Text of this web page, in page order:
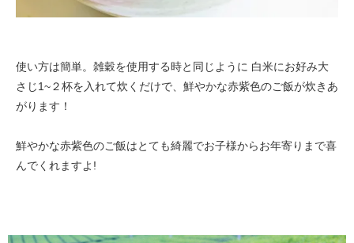
使い方は簡単。雑穀を使用する時と同じように 白米にお好み大
さじ1~２杯を入れて炊くだけで、鮮やかな赤紫色のご飯が炊きあ
がります！
鮮やかな赤紫色のご飯はとても綺麗でお子様からお年寄りまで喜
んでくれますよ!